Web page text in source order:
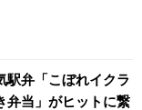
駅弁「こぼれイクラ
弁当」がヒットに繋